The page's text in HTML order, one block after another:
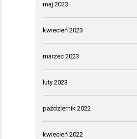
maj 2023
kwiecień 2023
marzec 2023
luty 2023
październik 2022
kwiecień 2022